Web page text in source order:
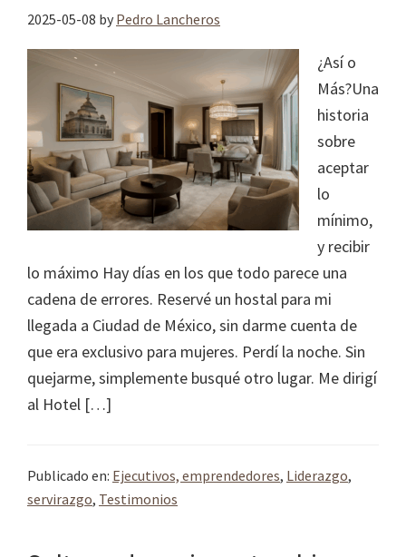
2025-05-08 by Pedro Lancheros
¿Así o
Más?Una
historia
sobre
aceptar
lo
mínimo,
y recibir
lo máximo Hay días en los que todo parece una
cadena de errores. Reservé un hostal para mi
llegada a Ciudad de México, sin darme cuenta de
que era exclusivo para mujeres. Perdí la noche. Sin
quejarme, simplemente busqué otro lugar. Me dirigí
al Hotel […]
Publicado en: Ejecutivos, emprendedores, Liderazgo,
servirazgo, Testimonios